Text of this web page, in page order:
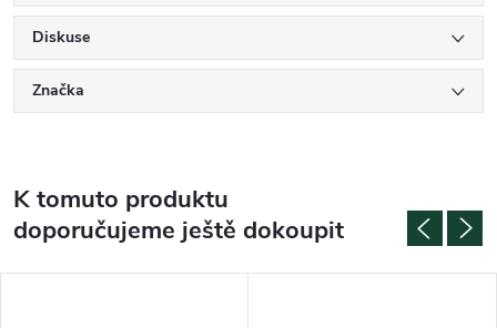
Diskuse
Značka
K tomuto produktu
doporučujeme ještě dokoupit